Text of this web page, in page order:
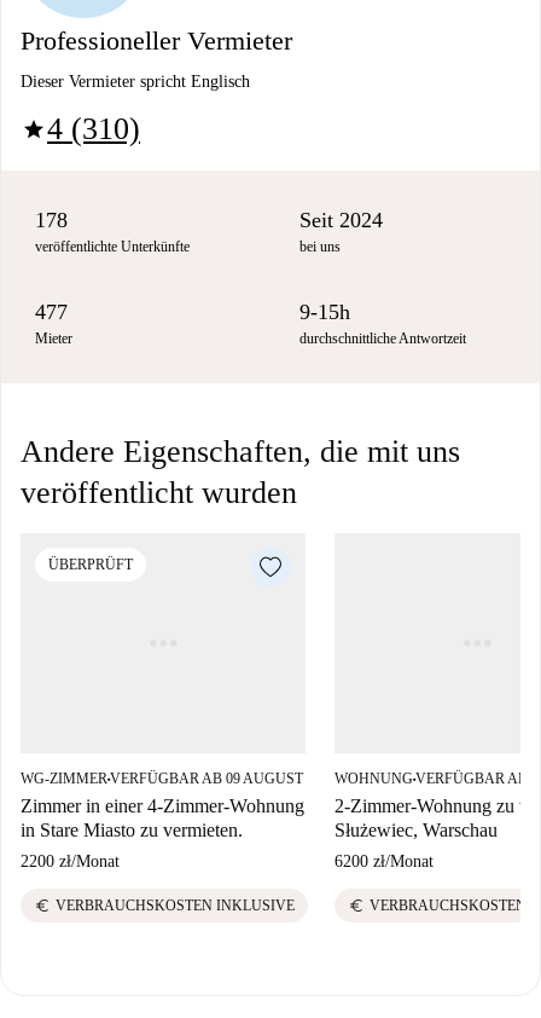
Professioneller Vermieter
Dieser Vermieter spricht Englisch
star4 (310)
178
veröffentlichte Unterkünfte
Seit 2024
bei uns
477
Mieter
9-15h
durchschnittliche Antwortzeit
Andere Eigenschaften, die mit uns
veröffentlicht wurden
ÜBERPRÜFT
WG-ZIMMER■VERFÜGBAR AB 09 AUGUST
Zimmer in einer 4-Zimmer-Wohnung
in Stare Miasto zu vermieten.
2200 zł/Monat
euro VERBRAUCHSKOSTEN INKLUSIVE
WOHNUNG■VERFÜGBAR AB
2-Zimmer-Wohnung zu
Służewiec, Warschau
6200 zł/Monat
euro VERBRAUCHSKOSTEN